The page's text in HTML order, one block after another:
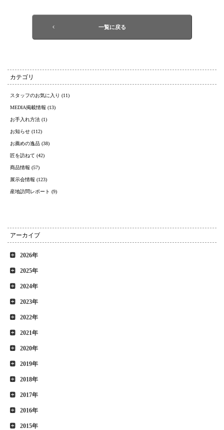
一覧に戻る
カテゴリ
スタッフのお気に入り (11)
MEDIA掲載情報 (13)
お手入れ方法 (1)
お知らせ (112)
お薦めの逸品 (38)
匠を訪ねて (42)
商品情報 (57)
展示会情報 (123)
産地訪問レポート (9)
アーカイブ
2026年
2025年
2024年
2023年
2022年
2021年
2020年
2019年
2018年
2017年
2016年
2015年